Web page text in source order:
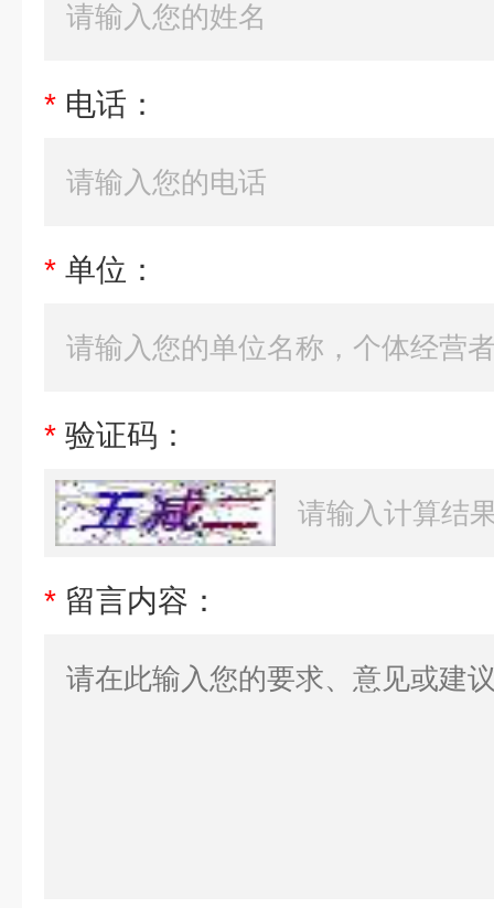
* 电话：
* 单位：
* 验证码：
* 留言内容：